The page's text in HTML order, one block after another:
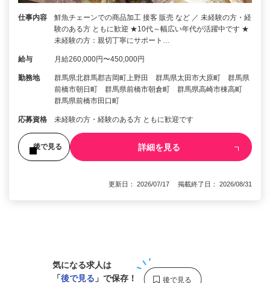
仕事内容
鮮魚チェーンでの商品加工 接客 販売 など ／ 未経験の方・経
験のある方 ともに歓迎 ★10代～幅広い年代が活躍中です ★
未経験の方：親切丁寧にサポート…
給与 月給260,000円〜450,000円
勤務地
群馬県北群馬郡吉岡町上野田 群馬県太田市大原町 群馬県
前橋市朝日町 群馬県前橋市朝倉町 群馬県高崎市棟高町
群馬県前橋市田口町
応募資格 未経験の方・経験のある方 ともに歓迎です
後で見る 詳細を見る
更新日： 2026/07/17 掲載終了日： 2026/08/31
気になる求人は
「後で見る 」で保存！